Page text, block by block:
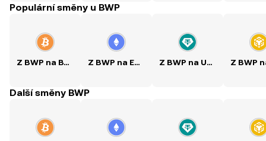
Populární směny u BWP
Z BWP na BTC Z BWP na ETH Z BWP na USDT
Další směny BWP